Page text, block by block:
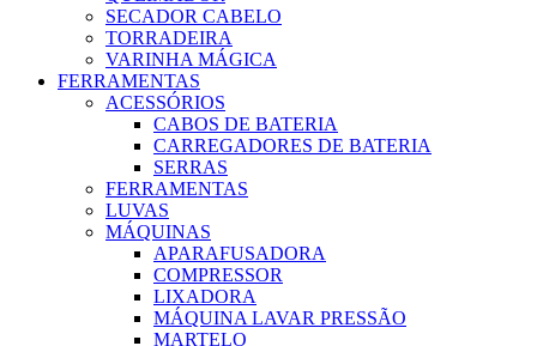
SECADOR CABELO
TORRADEIRA
VARINHA MÁGICA
FERRAMENTAS
ACESSÓRIOS
CABOS DE BATERIA
CARREGADORES DE BATERIA
SERRAS
FERRAMENTAS
LUVAS
MÁQUINAS
APARAFUSADORA
COMPRESSOR
LIXADORA
MÁQUINA LAVAR PRESSÃO
MARTELO